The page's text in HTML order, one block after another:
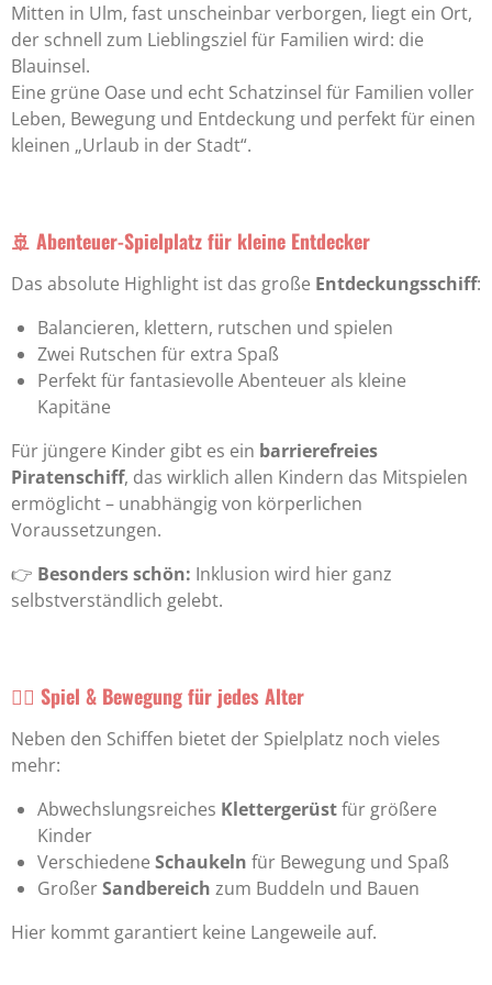
Mitten in Ulm, fast unscheinbar verborgen, liegt ein Ort,
der schnell zum Lieblingsziel für Familien wird: die
Blauinsel.
Eine grüne Oase und echt Schatzinsel für Familien voller
Leben, Bewegung und Entdeckung und perfekt für einen
kleinen „Urlaub in der Stadt“.
🚢 Abenteuer-Spielplatz für kleine Entdecker
Das absolute Highlight ist das große Entdeckungsschiff:
Balancieren, klettern, rutschen und spielen
Zwei Rutschen für extra Spaß
Perfekt für fantasievolle Abenteuer als kleine
Kapitäne
Für jüngere Kinder gibt es ein barrierefreies
Piratenschiff, das wirklich allen Kindern das Mitspielen
ermöglicht – unabhängig von körperlichen
Voraussetzungen.
👉 Besonders schön: Inklusion wird hier ganz
selbstverständlich gelebt.
🧗‍♂️ Spiel & Bewegung für jedes Alter
Neben den Schiffen bietet der Spielplatz noch vieles
mehr:
Abwechslungsreiches Klettergerüstfür größere
Kinder
Verschiedene Schaukeln für Bewegung und Spaß
GroßerSandbereich zum Buddeln und Bauen
Hier kommt garantiert keine Langeweile auf.